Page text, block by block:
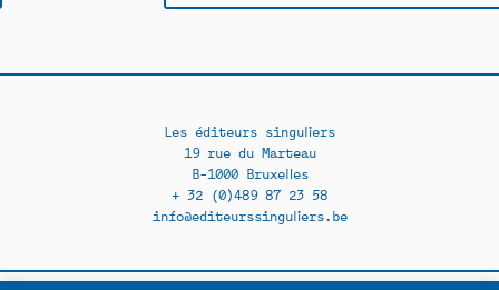
Les éditeurs singuliers
19 rue du Marteau
B-1000 Bruxelles
+ 32 (0)489 87 23 58
info@editeurssinguliers.be